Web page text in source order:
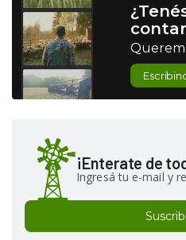
¡Enterate de
Ingresá tu e-mail y